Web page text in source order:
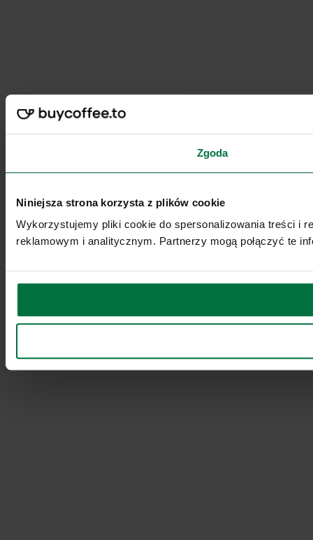
Zgoda
Niniejsza strona korzysta z plików cookie
Wykorzystujemy pliki cookie do spersonalizowania treści i
reklamowym i analitycznym. Partnerzy mogą połączyć te